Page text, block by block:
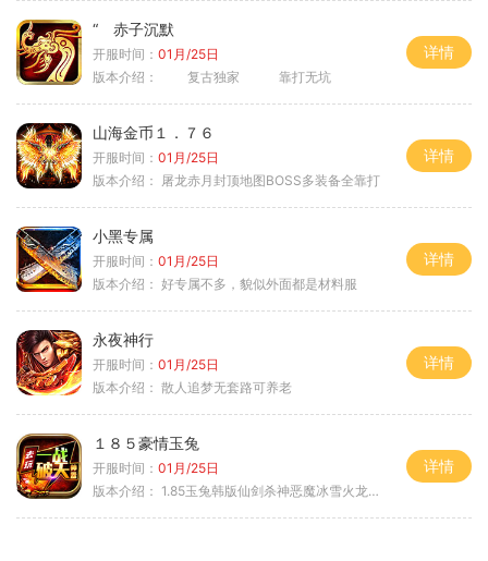
“ 赤子沉默
开服时间： 01月/25日
版本介绍：
复古独家 靠打无坑
详情
山海金币１．７６
开服时间： 01月/25日
版本介绍： 屠龙赤月封顶地图BOSS多装备全靠打
详情
小黑专属
开服时间： 01月/25日
版本介绍： 好专属不多，貌似外面都是材料服
详情
永夜神行
开服时间： 01月/25日
版本介绍： 散人追梦无套路可养老
详情
１８５豪情玉兔
开服时间： 01月/25日
版本介绍： 1.85玉兔韩版仙剑杀神恶魔冰雪火龙神器专属
详情